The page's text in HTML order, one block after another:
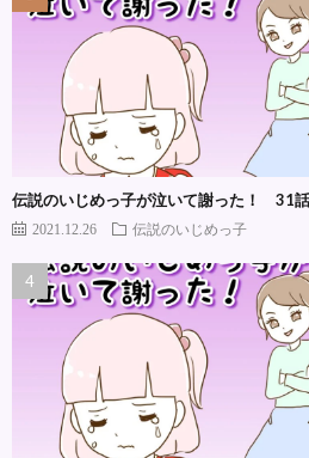
伝説のいじめっ子が泣いて謝った！ 31
2021.12.26 伝説のいじめっ子